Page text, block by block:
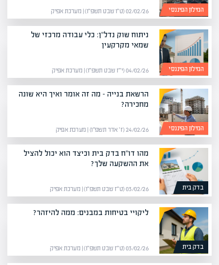
המילון הפיננסי 02/02/26 (ט״ו שבט תשפ״ו) | מערכת אפיק
המילון הפיננסי
ניתוח שוק נדל"ן: כלי עבודה מרכזי של
שמאי מקרקעין
04/02/26 (י״ז שבט תשפ״ו) | מערכת אפיק
המילון הפיננסי
הרשאת בנייה – מה זה אומר ואיך היא שונה
מחכירה?
24/02/26 (ז׳ אדר תשפ״ו) | מערכת אפיק
בדק בית
מהו דו"ח בדק בית וכיצד הוא יכול להציל
את ההשקעה שלך?
03/02/26 (ט״ז שבט תשפ״ו) | מערכת אפיק
בדק בית
ליקויי בטיחות במבנים: ממה להיזהר?
03/02/26 (ט״ז שבט תשפ״ו) | מערכת אפיק